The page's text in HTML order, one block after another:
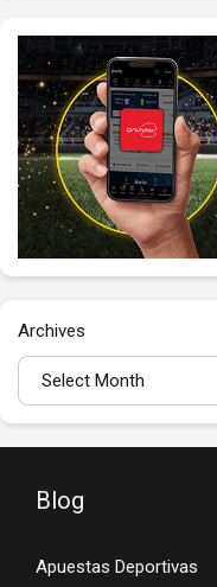
Archives
Blog
Apuestas Deportivas